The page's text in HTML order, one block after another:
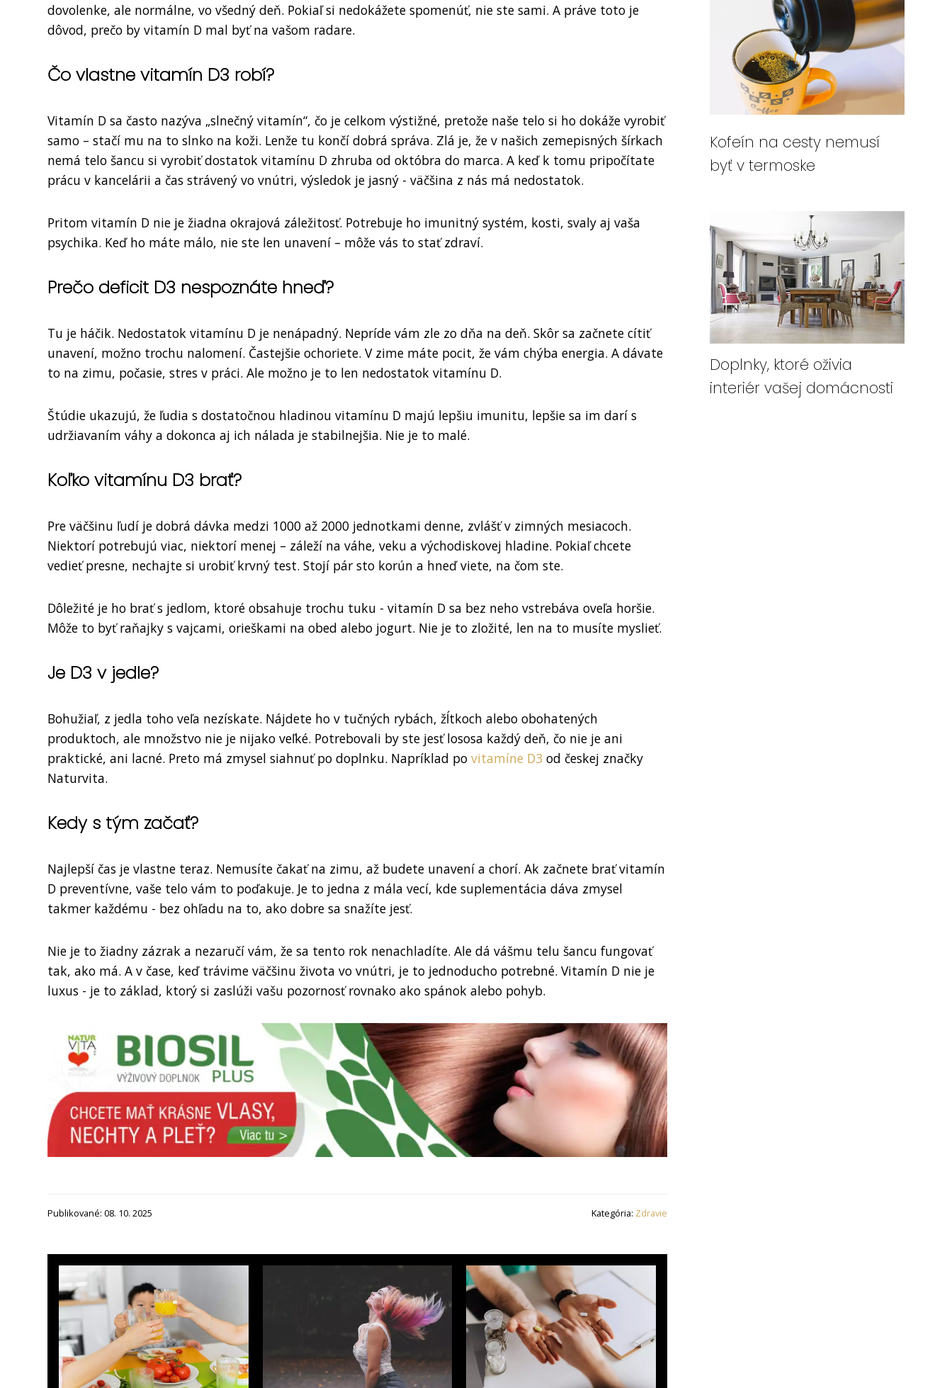
dovolenke, ale normálne, vo všedný deň. Pokiaľ si nedokážete spomenúť, nie ste sami. A práve toto je
dôvod, prečo by vitamín D mal byť na vašom radare.
Čo vlastne vitamín D3 robí?
Vitamín D sa často nazýva „slnečný vitamín“, čo je celkom výstižné, pretože naše telo si ho dokáže vyrobiť
samo – stačí mu na to slnko na koži. Lenže tu končí dobrá správa. Zlá je, že v našich zemepisných šírkach
nemá telo šancu si vyrobiť dostatok vitamínu D zhruba od októbra do marca. A keď k tomu pripočítate
prácu v kancelárii a čas strávený vo vnútri, výsledok je jasný - väčšina z nás má nedostatok.
Pritom vitamín D nie je žiadna okrajová záležitosť. Potrebuje ho imunitný systém, kosti, svaly aj vaša
psychika. Keď ho máte málo, nie ste len unavení – môže vás to stať zdraví.
Prečo deficit D3 nespoznáte hneď?
Tu je háčik. Nedostatok vitamínu D je nenápadný. Nepríde vám zle zo dňa na deň. Skôr sa začnete cítiť
unavení, možno trochu nalomení. Častejšie ochoriete. V zime máte pocit, že vám chýba energia. A dávate
to na zimu, počasie, stres v práci. Ale možno je to len nedostatok vitamínu D.
Štúdie ukazujú, že ľudia s dostatočnou hladinou vitamínu D majú lepšiu imunitu, lepšie sa im darí s
udržiavaním váhy a dokonca aj ich nálada je stabilnejšia. Nie je to malé.
Koľko vitamínu D3 brať?
Pre väčšinu ľudí je dobrá dávka medzi 1000 až 2000 jednotkami denne, zvlášť v zimných mesiacoch.
Niektorí potrebujú viac, niektorí menej – záleží na váhe, veku a východiskovej hladine. Pokiaľ chcete
vedieť presne, nechajte si urobiť krvný test. Stojí pár sto korún a hneď viete, na čom ste.
Dôležité je ho brať s jedlom, ktoré obsahuje trochu tuku - vitamín D sa bez neho vstrebáva oveľa horšie.
Môže to byť raňajky s vajcami, orieškami na obed alebo jogurt. Nie je to zložité, len na to musíte myslieť.
Je D3 v jedle?
Bohužiaľ, z jedla toho veľa nezískate. Nájdete ho v tučných rybách, žĺtkoch alebo obohatených
produktoch, ale množstvo nie je nijako veľké. Potrebovali by ste jesť lososa každý deň, čo nie je ani
praktické, ani lacné. Preto má zmysel siahnuť po doplnku. Napríklad po vitamíne D3 od českej značky
Naturvita.
Kedy s tým začať?
Najlepší čas je vlastne teraz. Nemusíte čakať na zimu, až budete unavení a chorí. Ak začnete brať vitamín
D preventívne, vaše telo vám to poďakuje. Je to jedna z mála vecí, kde suplementácia dáva zmysel
takmer každému - bez ohľadu na to, ako dobre sa snažíte jesť.
Nie je to žiadny zázrak a nezaručí vám, že sa tento rok nenachladíte. Ale dá vášmu telu šancu fungovať
tak, ako má. A v čase, keď trávime väčšinu života vo vnútri, je to jednoducho potrebné. Vitamín D nie je
luxus - je to základ, ktorý si zaslúži vašu pozornosť rovnako ako spánok alebo pohyb.
Publikované: 08. 10. 2025 Kategória: Zdravie
Kofeín na cesty nemusí
byť v termoske
Doplnky, ktoré oživia
interiér vašej domácnosti